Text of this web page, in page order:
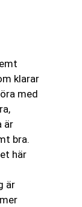
klarar
med
är
bra.
här
är